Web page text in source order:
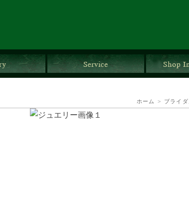
ジュエリー サービス
ホーム > ブライ